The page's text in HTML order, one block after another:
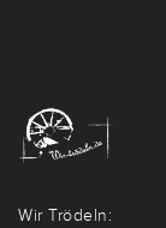
Wir Trödeln: